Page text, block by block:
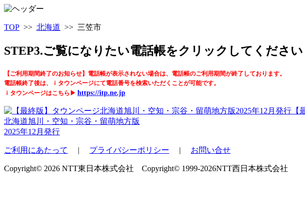
TOP >> 北海道 >> 三笠市
STEP3.ご覧になりたい電話帳をクリックしてください
【ご利用期間終了のお知らせ】電話帳が表示されない場合は、電話帳のご利用期間が終了しております。
電話帳終了後は、ｉタウンページにて電話番号を検索いただくことが可能です。
ｉタウンページはこちら▶ https://itp.ne.jp
【
北海道旭川・空知・宗谷・留萌地方版
2025年12月発行
ご利用にあたって | プライバシーポリシー | お問い合せ
Copyright© 2026 NTT東日本株式会社 Copyright© 1999-2026NTT西日本株式会社